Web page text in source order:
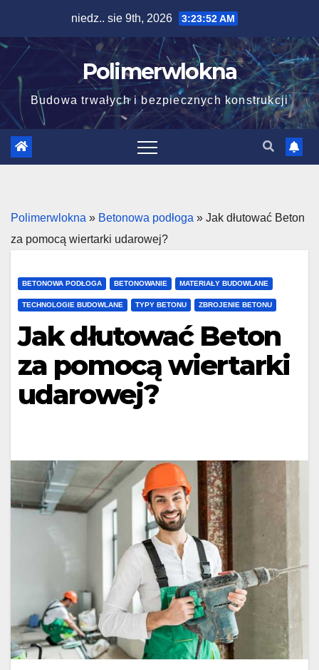
content
niedz.. sie 9th, 2026 3:23:53 AM
Polimerwlokna
Budowa trwałych i bezpiecznych konstrukcji
Polimerwlokna » Betonowa podłoga » Jak dłutować Beton
za pomocą wiertarki udarowej?
BETONOWA PODŁOGA BETONOWANIE MATERIAŁY BUDOWLANE
TECHNOLOGIE BUDOWLANE TYPY BETONU ZBROJENIE BETONU
Jak dłutować Beton
za pomocą wiertarki
udarowej?